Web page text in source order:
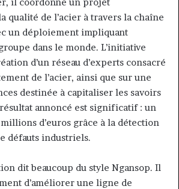
qualité de l’acier à travers la chaîne
un déploiement impliquant
dans le monde. L’initiative
d’un réseau d’experts consacré
de l’acier, ainsi que sur une
destinée à capitaliser les savoirs
annoncé est significatif : un
d’euros grâce à la détection
défauts industriels.
dit beaucoup du style Ngansop. Il
d’améliorer une ligne de